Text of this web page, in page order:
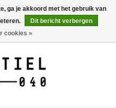
0 Artikelen - €0,00
ga je akkoord met het gebruik van
Dit bericht verbergen
cookies »